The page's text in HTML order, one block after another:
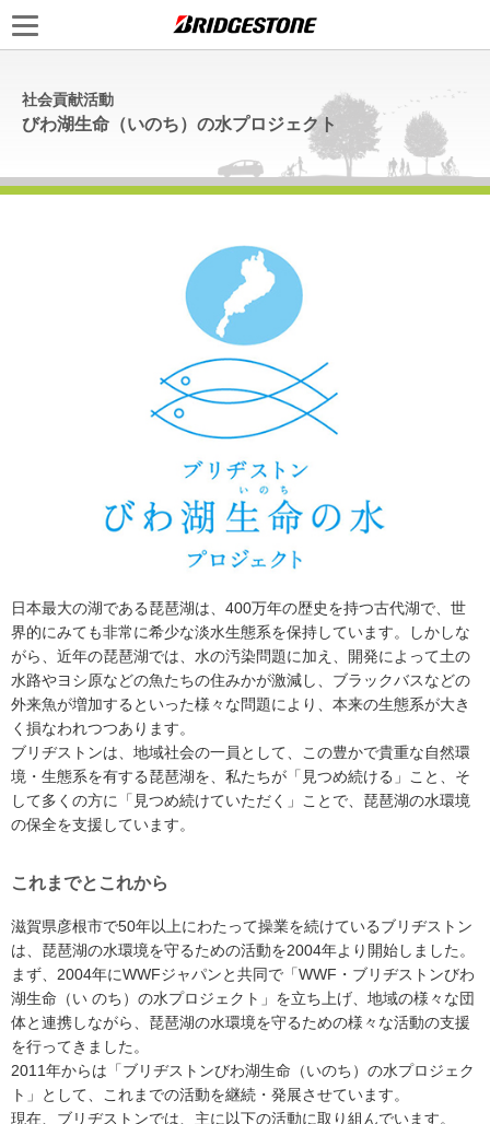
社会貢献活動
びわ湖生命（いのち）の水プロジェクト
日本最大の湖である琵琶湖は、400万年の歴史を持つ古代湖で、世
界的にみても非常に希少な淡水生態系を保持しています。しかしな
がら、近年の琵琶湖では、水の汚染問題に加え、開発によって土の
水路やヨシ原などの魚たちの住みかが激減し、ブラックバスなどの
外来魚が増加するといった様々な問題により、本来の生態系が大き
く損なわれつつあります。
ブリヂストンは、地域社会の一員として、この豊かで貴重な自然環
境・生態系を有する琵琶湖を、私たちが「見つめ続ける」こと、そ
して多くの方に「見つめ続けていただく」ことで、琵琶湖の水環境
の保全を支援しています。
これまでとこれから
滋賀県彦根市で50年以上にわたって操業を続けているブリヂストン
は、琵琶湖の水環境を守るための活動を2004年より開始しました。
まず、2004年にWWFジャパンと共同で「WWF・ブリヂストンびわ
湖生命（い のち）の水プロジェクト」を立ち上げ、地域の様々な団
体と連携しながら、琵琶湖の水環境を守るための様々な活動の支援
を行ってきました。
2011年からは「ブリヂストンびわ湖生命（いのち）の水プロジェク
ト」として、これまでの活動を継続・発展させています。
現在、ブリヂストンでは、主に以下の活動に取り組んでいます。